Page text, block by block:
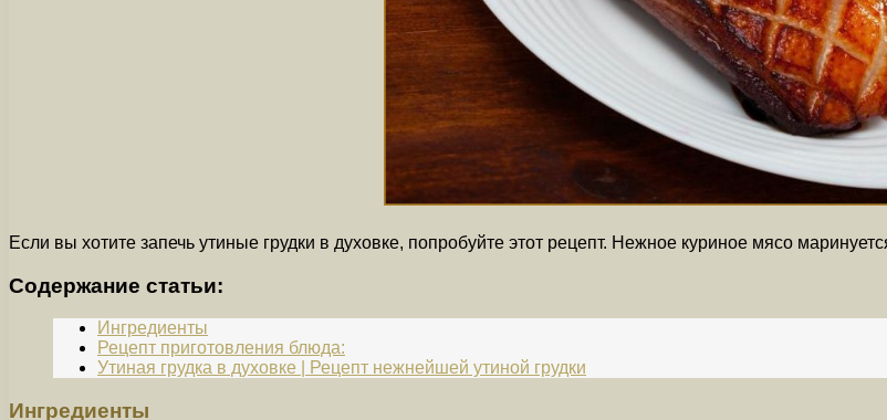
Если вы хотите запечь утиные грудки в духовке, попробуйте этот рецепт. Нежное куриное мясо
Содержание статьи:
Ингредиенты
Рецепт приготовления блюда:
Утиная грудка в духовке | Рецепт нежнейшей утиной грудки
Ингредиенты